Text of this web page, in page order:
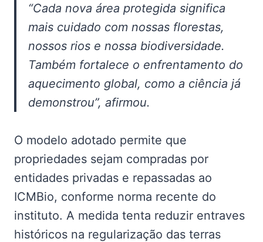
“Cada nova área protegida significa
mais cuidado com nossas florestas,
nossos rios e nossa biodiversidade.
Também fortalece o enfrentamento do
aquecimento global, como a ciência já
demonstrou”, afirmou.
O modelo adotado permite que
propriedades sejam compradas por
entidades privadas e repassadas ao
ICMBio, conforme norma recente do
instituto. A medida tenta reduzir entraves
históricos na regularização das terras